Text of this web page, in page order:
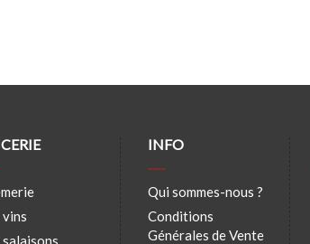
vins
salaisons
INFO
Qui sommes-nous ?
Conditions
Générales de Vente